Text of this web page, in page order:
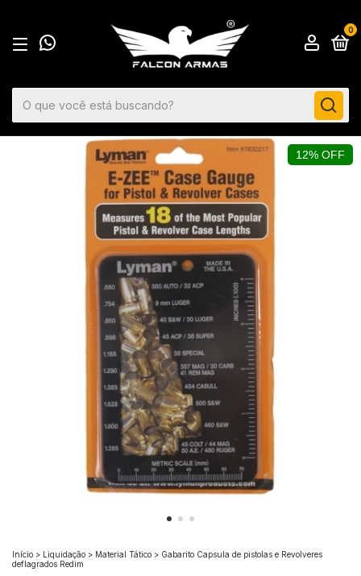
0
12% OFF
Início > Liquidação > Material Tático > Gabarito Capsula de pistolas e Revolveres
deflagrados Redim